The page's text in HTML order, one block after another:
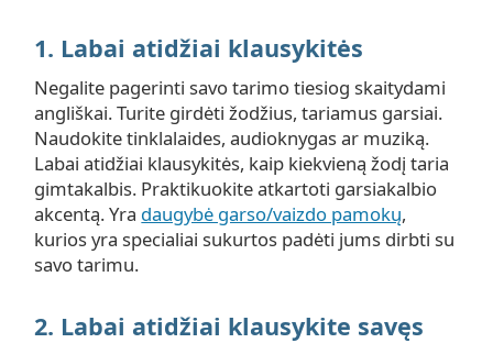
1. Labai atidžiai klausykitės
Negalite pagerinti savo tarimo tiesiog skaitydami
angliškai. Turite girdėti žodžius, tariamus garsiai.
Naudokite tinklalaides, audioknygas ar muziką.
Labai atidžiai klausykitės, kaip kiekvieną žodį taria
gimtakalbis. Praktikuokite atkartoti garsiakalbio
akcentą. Yra daugybė garso/vaizdo pamokų,
kurios yra specialiai sukurtos padėti jums dirbti su
savo tarimu.
2. Labai atidžiai klausykite savęs